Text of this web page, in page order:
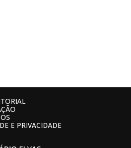
E PRIVACIDADE